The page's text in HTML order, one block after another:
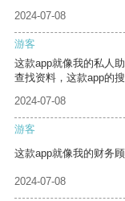
2024-07-08
游客
这款app就像我的私人
查找资料，这款app的
2024-07-08
游客
这款app就像我的财务
2024-07-08